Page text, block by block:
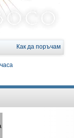
Как да поръчам